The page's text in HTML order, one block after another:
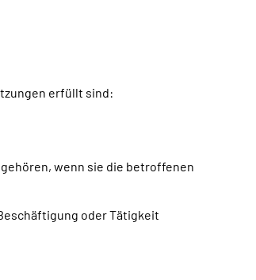
erfüllt sind:
wenn sie die betroffenen
oder Tätigkeit